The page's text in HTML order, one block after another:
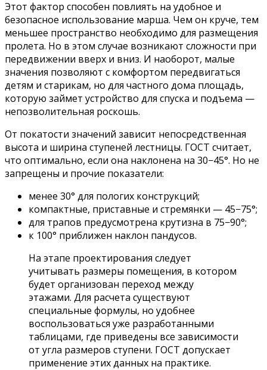
Этот фактор способен повлиять на удобное и
безопасное использование марша. Чем он круче, тем
меньшее пространство необходимо для размещения
пролета. Но в этом случае возникают сложности при
передвижении вверх и вниз. И наоборот, малые
значения позволяют с комфортом передвигаться
детям и старикам, но для частного дома площадь,
которую займет устройство для спуска и подъема —
непозволительная роскошь.
От покатости значений зависит непосредственная
высота и ширина ступеней лестницы. ГОСТ считает,
что оптимально, если она наклонена на 30−45°. Но не
запрещены и прочие показатели:
менее 30° для пологих конструкций;
компактные, приставные и стремянки — 45−75°;
для трапов предусмотрена крутизна в 75−90°;
к 100° приближен наклон пандусов.
На этапе проектирования следует
учитывать размеры помещения, в котором
будет организован переход между
этажами. Для расчета существуют
специальные формулы, но удобнее
воспользоваться уже разработанными
таблицами, где приведены все зависимости
от угла размеров ступени. ГОСТ допускает
применение этих данных на практике.